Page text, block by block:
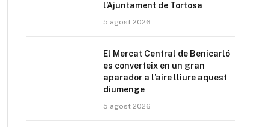
l’Ajuntament de Tortosa
5 agost 2026
El Mercat Central de Benicarló
es converteix en un gran
aparador a l’aire lliure aquest
diumenge
5 agost 2026